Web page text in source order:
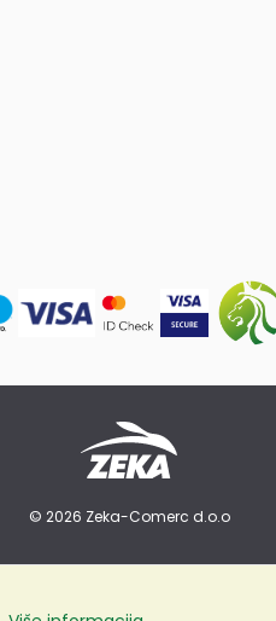
© 2026 Zeka-Comerc d.o.o